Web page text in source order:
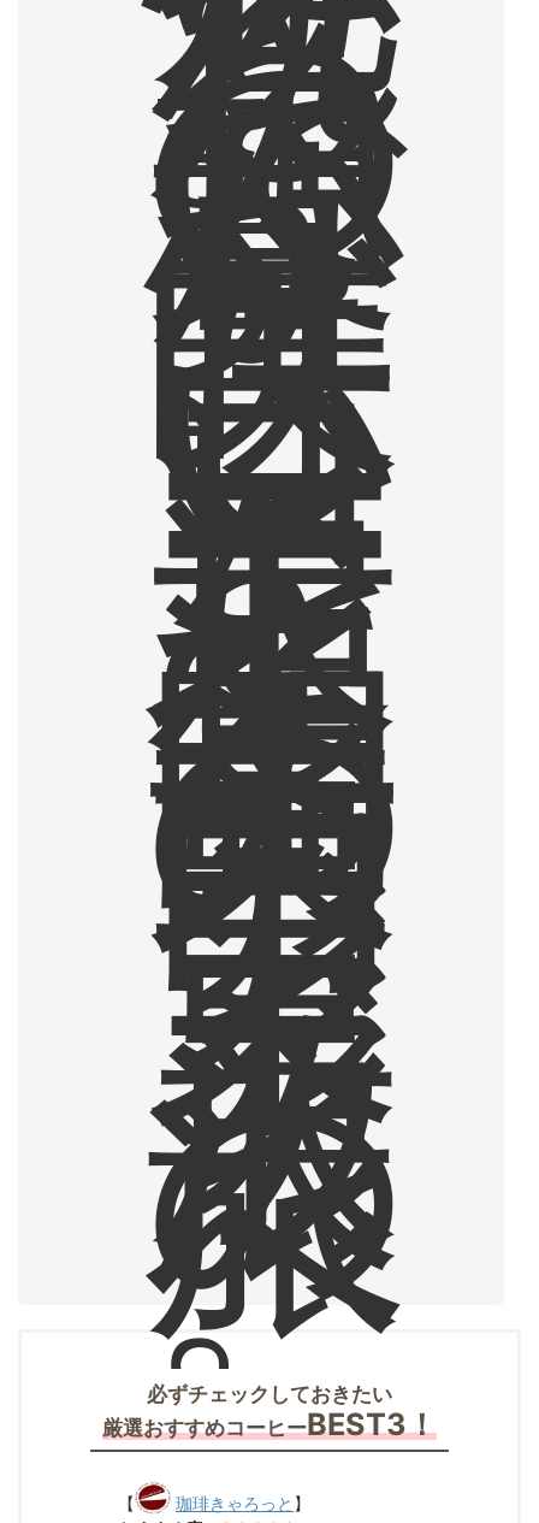
。
そ
の
想
い
が
募
り
、
美
味
し
い
コ
ー
ヒ
ー
を
追
求
し
て
2
年
間
の
東
南
ア
ジ
ア
・
東
ア
ジ
ア
放
浪
の
旅
へ
。
必ずチェックしておきたい
厳選おすすめコーヒーBEST3！
【 珈琲きゃろっと 】